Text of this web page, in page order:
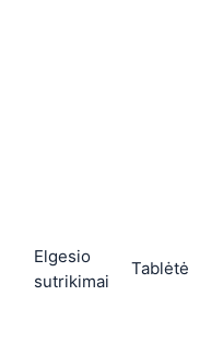
Elgesio
sutrikimai
Tablėtė